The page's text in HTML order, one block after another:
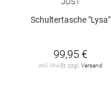
Schultertasche "Lysa"
99,95 €
inkl. MwSt. zzgl.Versand